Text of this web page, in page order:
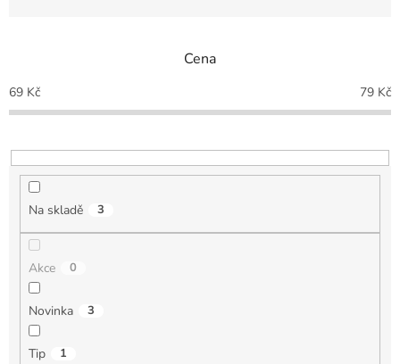
p
r
o
u
Cena
69 Kč 79 Kč
Na skladě 3
Akce 0
Novinka 3
Tip 1